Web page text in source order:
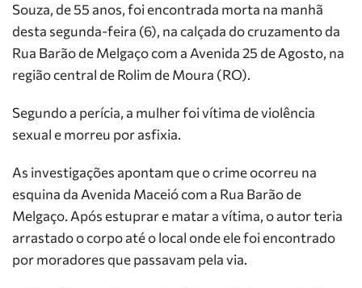
Souza, de 55 anos, foi encontrada morta na manhã
desta segunda-feira (6), na calçada do cruzamento da
Rua Barão de Melgaço com a Avenida 25 de Agosto, na
região central de Rolim de Moura (RO).
Segundo a perícia, a mulher foi vítima de violência
sexual e morreu por asfixia.
As investigações apontam que o crime ocorreu na
esquina da Avenida Maceió com a Rua Barão de
Melgaço. Após estuprar e matar a vítima, o autor teria
arrastado o corpo até o local onde ele foi encontrado
por moradores que passavam pela via.